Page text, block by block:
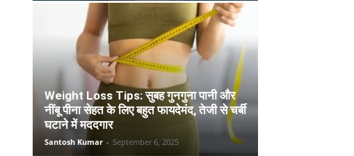
Weight Loss Tips: सुबह गुनगुना पानी और
नींबू पीना सेहत के लिए बहुत फायदेमंद, तेजी से चर्बी
घटाने में मददगार
Santosh Kumar - September 6, 2025